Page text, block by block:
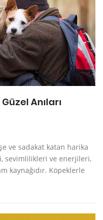
Anıları
ve sadakat katan harika
sevimlilikleri ve enerjileri,
kaynağıdır. Köpeklerle